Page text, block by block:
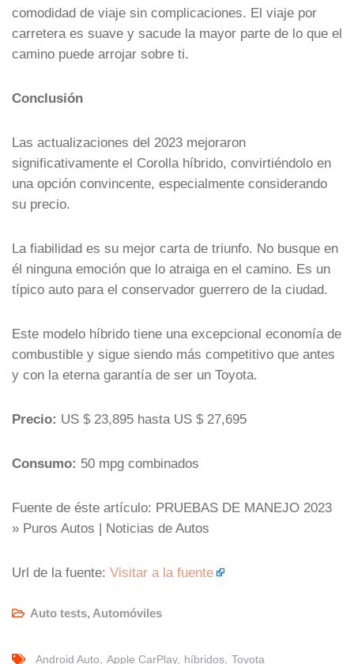
comodidad de viaje sin complicaciones. El viaje por
carretera es suave y sacude la mayor parte de lo que el
camino puede arrojar sobre ti.
Conclusión
Las actualizaciones del 2023 mejoraron
significativamente el Corolla híbrido, convirtiéndolo en
una opción convincente, especialmente considerando
su precio.
La fiabilidad es su mejor carta de triunfo. No busque en
él ninguna emoción que lo atraiga en el camino. Es un
típico auto para el conservador guerrero de la ciudad.
Este modelo híbrido tiene una excepcional economía de
combustible y sigue siendo más competitivo que antes
y con la eterna garantía de ser un Toyota.
Precio: US $ 23,895 hasta US $ 27,695
Consumo: 50 mpg combinados
Fuente de éste artículo: PRUEBAS DE MANEJO 2023
» Puros Autos | Noticias de Autos
Url de la fuente: Visitar a la fuente
Auto tests, Automóviles
Android Auto Apple CarPlay híbridos Toyota